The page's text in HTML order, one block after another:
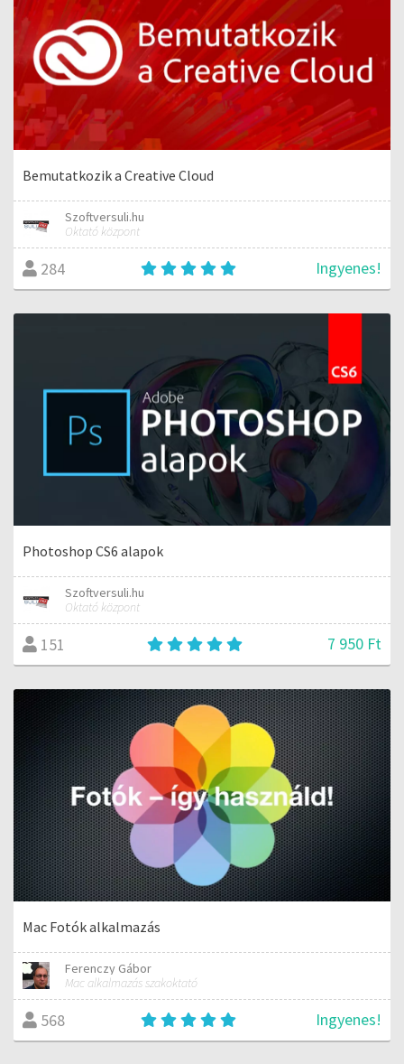
Bemutatkozik a Creative Cloud
Szoftversuli.hu
Oktató központ
284 Ingyenes!
Photoshop CS6 alapok
Szoftversuli.hu
Oktató központ
151 7 950 Ft
Mac Fotók alkalmazás
Ferenczy Gábor
Mac alkalmazás szakoktató
568 Ingyenes!